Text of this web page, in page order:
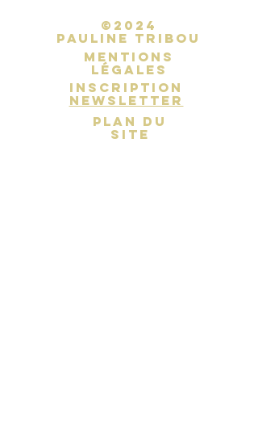
©2024
Pauline Tribou
Mentions
légales
inscription
newsletter
PLAN DU
SITE